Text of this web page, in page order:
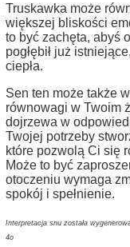
Truskawka może
większej bliskości
to być zachęta, abyś
pogłębił już
ciepła.
Sen ten może także
równowagi w Twoim
dojrzewa w
Twojej potrzeby
które pozwolą Ci się
Może to być
otoczeniu wymaga
spokój i spełnienie.
Interpretacja snu została
4o